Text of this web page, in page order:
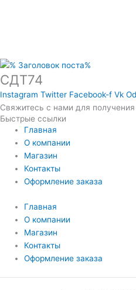
СДТ74
Instagram Twitter Facebook-f Vk
Свяжитесь с нами для
Быстрые ссылки
Главная
О компании
Магазин
Контакты
Оформление заказа
Главная
О компании
Магазин
Контакты
Оформление заказа